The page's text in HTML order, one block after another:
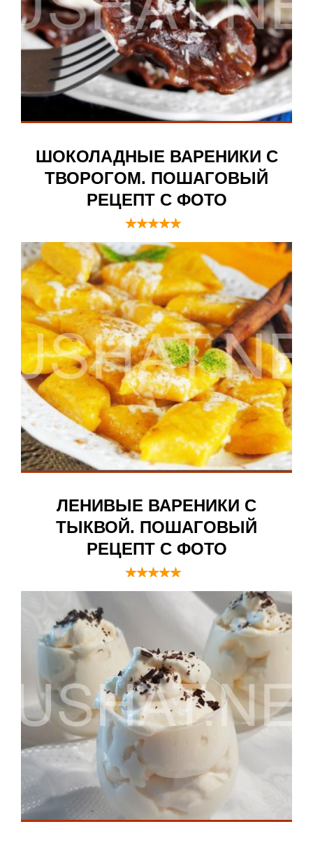
ШОКОЛАДНЫЕ ВАРЕНИКИ С
ТВОРОГОМ. ПОШАГОВЫЙ
РЕЦЕПТ С ФОТО
ЛЕНИВЫЕ ВАРЕНИКИ С
ТЫКВОЙ. ПОШАГОВЫЙ
РЕЦЕПТ С ФОТО